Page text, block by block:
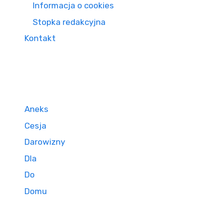
Informacja o cookies
Stopka redakcyjna
Kontakt
Aneks
Cesja
Darowizny
Dla
Do
Domu